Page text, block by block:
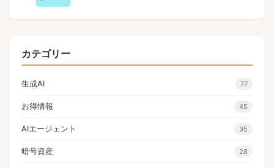
カテゴリー
生成AI 77
お得情報 45
AIエージェント 35
暗号資産 28